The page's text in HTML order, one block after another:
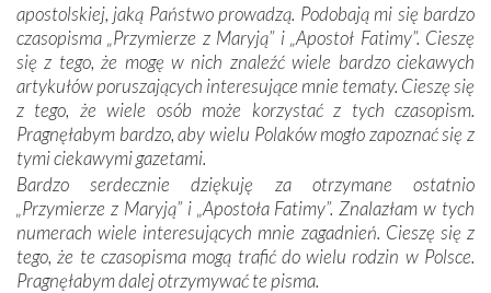
Dzieje Portugalii to również historia wierności Bogu i
odstępstw, także w życiu władców. Trudne momenty w
wymiarze tak osobistym, jak i zbiorowym, przypominają o
konieczności ciągłego zabiegania o własną duszę i o łaskę
Opatrzności. Wierność przynosi pomyślność –
przynajmniej w życiu duchowym. Odstępstwo owocuje
nieszczęściem i śmiercią. Te uniwersalne prawdy
przychodziły na myśl, gdy słuchaliśmy opowieści
przewodników o portugalskich monarchach i wodzach,
zwycięskich bitwach i nieszczęśliwych losach grzesznych
kochanków.
apostolskiej, jaką Państwo prowadzą. Podobają mi się bardzo
czasopisma „Przymierze z Maryją” i „Apostoł Fatimy”. Cieszę
się z tego, że mogę w nich znaleźć wiele bardzo ciekawych
artykułów poruszających interesujące mnie tematy. Cieszę się
z tego, że wiele osób może korzystać z tych czasopism.
Pragnęłabym bardzo, aby wielu Polaków mogło zapoznać się z
tymi ciekawymi gazetami.
Bardzo serdecznie dziękuję za otrzymane ostatnio
„Przymierze z Maryją” i „Apostoła Fatimy”. Znalazłam w tych
numerach wiele interesujących mnie zagadnień. Cieszę się z
tego, że te czasopisma mogą trafić do wielu rodzin w Polsce.
Pragnęłabym dalej otrzymywać te pisma.